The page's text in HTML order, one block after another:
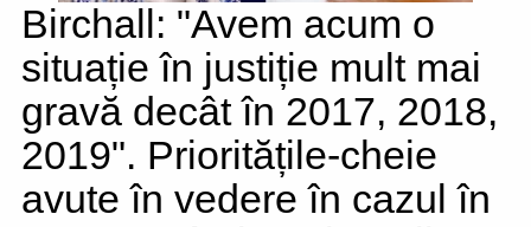
Birchall: "Avem acum o
situație în justiție mult mai
gravă decât în 2017, 2018,
2019". Prioritățile-cheie
avute în vedere în cazul în